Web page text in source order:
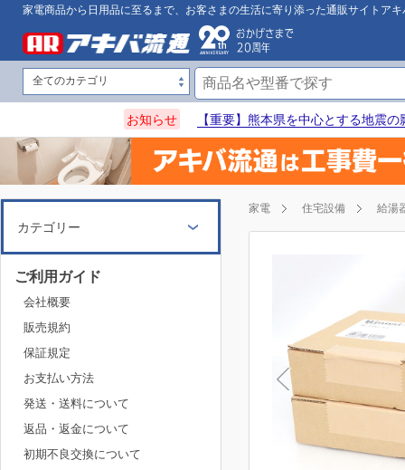
家電商品から日用品に至るまで、お客さまの生活に寄り添った通販サイトアキ
お知らせ 【重要】熊本県を中心とする地震
家電 住宅設備 給湯
カテゴリー
ご利用ガイド
会社概要
販売規約
保証規定
お支払い方法
発送・送料について
返品・返金について
初期不良交換について